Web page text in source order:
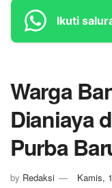
Ikuti
Warga
Dianiaya
Purba
by Redaksi Kamis,